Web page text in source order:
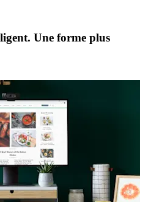
Une forme plus